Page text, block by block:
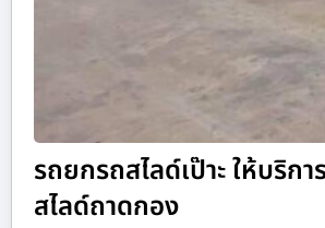
รถยกรถสไลด์เป๊าะ ให้บริ
สไลด์ถาดกอง